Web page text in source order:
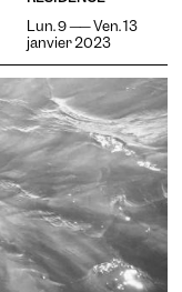
Lun. 9 —— Ven. 13
janvier 2023